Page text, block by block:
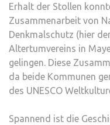
Erhalt der Stollen
Zusammenarbeit von
Denkmalschutz (hier
Altertumvereins in
gelingen. Diese
da beide Kommunen
des UNESCO
Spannend ist die